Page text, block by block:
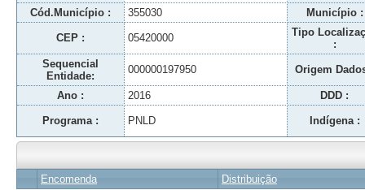
Cód.Município : 355030 Município :
CEP : 05420000
Tipo
:
Sequencial
Entidade:
000000197950 Origem
Ano : 2016 DDD :
Programa : PNLD Indígena :
Encomenda Distribuição